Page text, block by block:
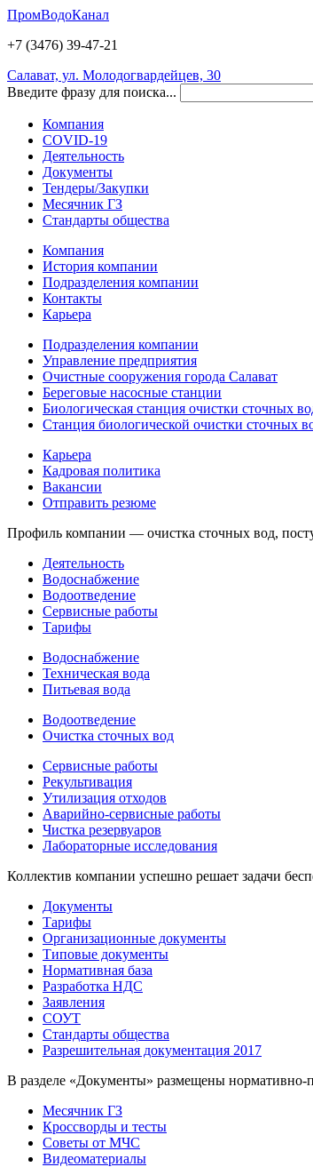
ПромВодоКанал
+7 (3476) 39-47-21
Салават, ул. Молодогвардейцев, 30
Введите фразу для поиска...
Компания
COVID-19
Деятельность
Документы
Тендеры/Закупки
Месячник ГЗ
Стандарты общества
Компания
История компании
Подразделения компании
Контакты
Карьера
Подразделения компании
Управление предприятия
Очистные сооружения города Салават
Береговые насосные станции
Биологическая станция очистки сточных
Станция биологической очистки сточных
Карьера
Кадровая политика
Вакансии
Отправить резюме
Профиль компании — очистка сточных вод,
Деятельность
Водоснабжение
Водоотведение
Сервисные работы
Тарифы
Водоснабжение
Техническая вода
Питьевая вода
Водоотведение
Очистка сточных вод
Сервисные работы
Рекультивация
Утилизация отходов
Аварийно-сервисные работы
Чистка резервуаров
Лабораторные исследования
Коллектив компании успешно решает задачи
Документы
Тарифы
Организационные документы
Типовые документы
Нормативная база
Разработка НДС
Заявления
СОУТ
Стандарты общества
Разрешительная документация 2017
В разделе «Документы» размещены
Месячник ГЗ
Кроссворды и тесты
Советы от МЧС
Видеоматериалы